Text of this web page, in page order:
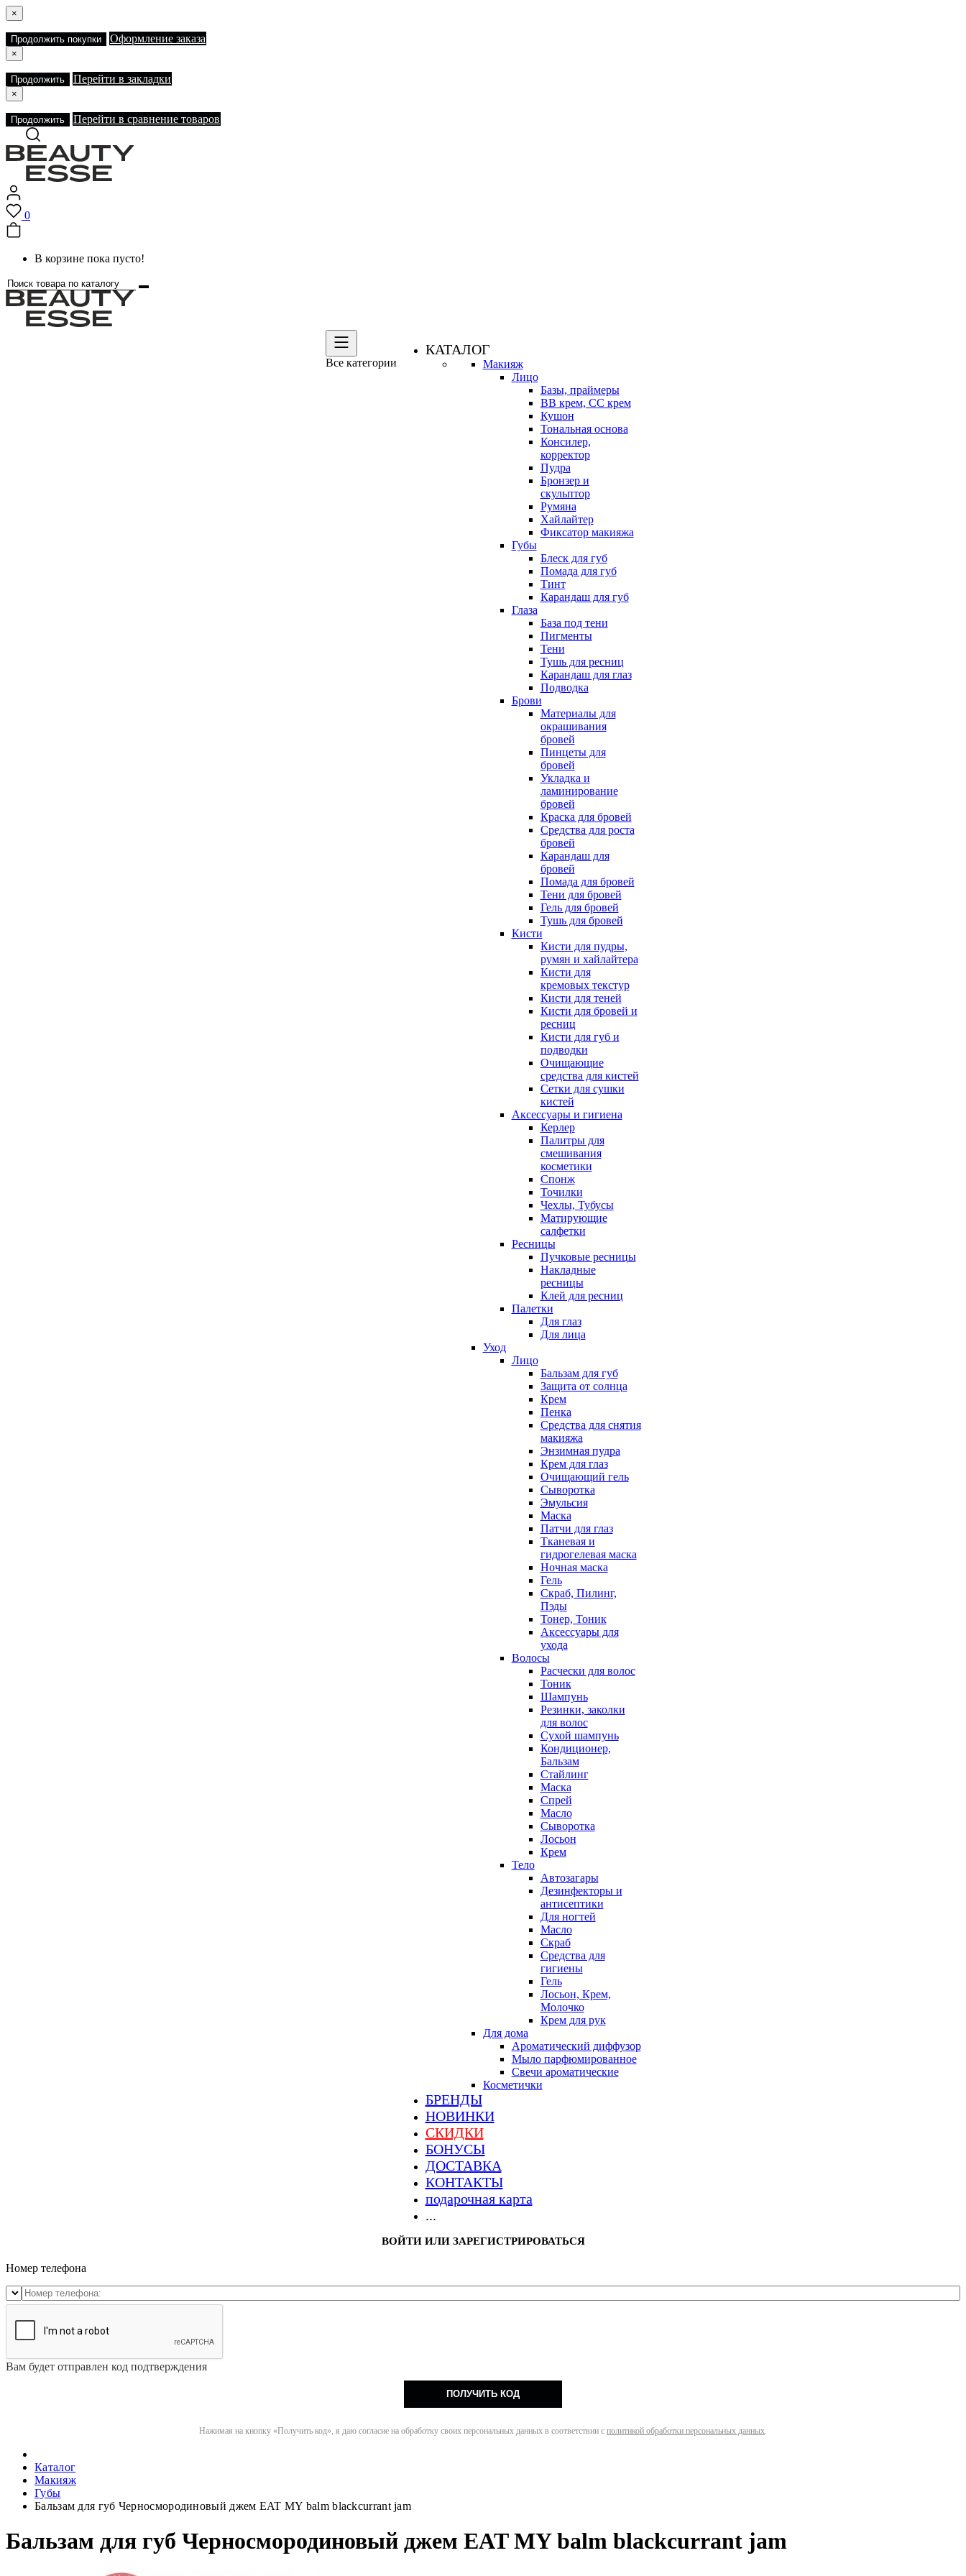
×
Продолжить покупки Оформление заказа
×
Продолжить Перейти в закладки
×
Продолжить Перейти в сравнение товаров
0
В корзине пока пусто!
Все категории
КАТАЛОГ
Макияж
Лицо
Базы, праймеры
BB крем, CC крем
Кушон
Тональная основа
Консилер,
корректор
Пудра
Бронзер и
скульптор
Румяна
Хайлайтер
Фиксатор макияжа
Губы
Блеск для губ
Помада для губ
Тинт
Карандаш для губ
Глаза
База под тени
Пигменты
Тени
Тушь для ресниц
Карандаш для глаз
Подводка
Брови
Материалы для
окрашивания
бровей
Пинцеты для
бровей
Укладка и
ламинирование
бровей
Краска для бровей
Средства для роста
бровей
Карандаш для
бровей
Помада для бровей
Тени для бровей
Гель для бровей
Тушь для бровей
Кисти
Кисти для пудры,
румян и хайлайтера
Кисти для
кремовых текстур
Кисти для теней
Кисти для бровей и
ресниц
Кисти для губ и
подводки
Очищающие
средства для кистей
Сетки для сушки
кистей
Аксессуары и гигиена
Керлер
Палитры для
смешивания
косметики
Спонж
Точилки
Чехлы, Тубусы
Матирующие
салфетки
Ресницы
Пучковые ресницы
Накладные
ресницы
Клей для ресниц
Палетки
Для глаз
Для лица
Уход
Лицо
Бальзам для губ
Защита от солнца
Крем
Пенка
Средства для снятия
макияжа
Энзимная пудра
Крем для глаз
Очищающий гель
Сыворотка
Эмульсия
Маска
Патчи для глаз
Тканевая и
гидрогелевая маска
Ночная маска
Гель
Скраб, Пилинг,
Пэды
Тонер, Тоник
Аксессуары для
ухода
Волосы
Расчески для волос
Тоник
Шампунь
Резинки, заколки
для волос
Сухой шампунь
Кондиционер,
Бальзам
Стайлинг
Маска
Спрей
Масло
Сыворотка
Лосьон
Крем
Тело
Автозагары
Дезинфекторы и
антисептики
Для ногтей
Масло
Скраб
Средства для
гигиены
Гель
Лосьон, Крем,
Молочко
Крем для рук
Для дома
Ароматический диффузор
Мыло парфюмированное
Свечи ароматические
Косметички
БРЕНДЫ
НОВИНКИ
СКИДКИ
БОНУСЫ
ДОСТАВКА
КОНТАКТЫ
подарочная карта
...
ВОЙТИ ИЛИ ЗАРЕГИСТРИРОВАТЬСЯ
Номер телефона
Вам будет отправлен код подтверждения
ПОЛУЧИТЬ КОД
Нажимая на кнопку «Получить код», я даю согласие на обработку своих персональных данных в соответствии с политикой обработки персональных данных.
Каталог
Макияж
Губы
Бальзам для губ Черносмородиновый джем EAT MY balm blackcurrant jam
Бальзам для губ Черносмородиновый джем EAT MY balm blackcurrant jam